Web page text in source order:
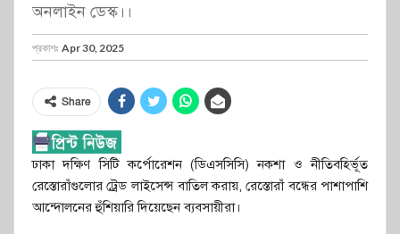
অনলাইন ডেস্ক।।
প্রকাশঃ Apr 30, 2025
Share
ঢাকা দক্ষিণ সিটি কর্পোরেশন (ডিএসসিসি) নকশা ও নীতিবহির্ভূত
রেস্তোরাঁগুলোর ট্রেড লাইসেন্স বাতিল করায়, রেস্তোরাঁ বন্ধের পাশাপাশি
আন্দোলনের হুঁশিয়ারি দিয়েছেন ব্যবসায়ীরা।